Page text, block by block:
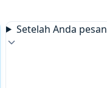
Setelah Anda pesan